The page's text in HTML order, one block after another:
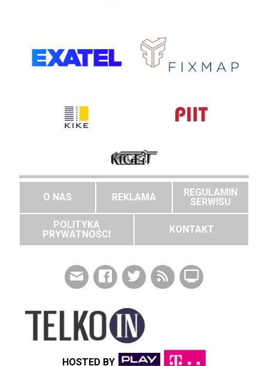
O NAS REKLAMA
REGULAMIN
SERWISU
POLITYKA
PRYWATNOŚCI
KONTAKT
HOSTED BY